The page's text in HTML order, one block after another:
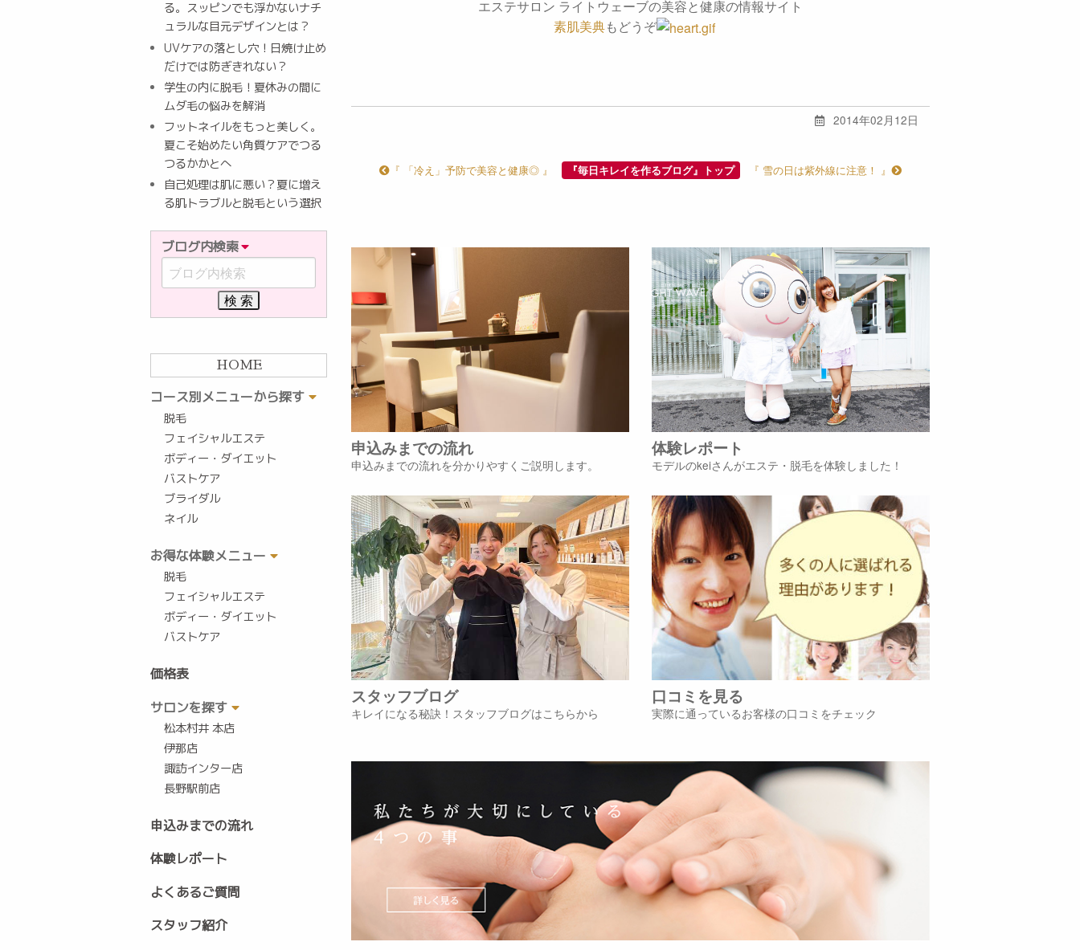
る。スッピンでも浮かないナチ
ュラルな目元デザインとは？
UVケアの落とし穴！日焼け止め
だけでは防ぎきれない？
学生の内に脱毛！夏休みの間に
ムダ毛の悩みを解消
フットネイルをもっと美しく。
夏こそ始めたい角質ケアでつる
つるかかとへ
自己処理は肌に悪い？夏に増え
る肌トラブルと脱毛という選択
ブログ内検索
HOME
コース別メニューから探す
脱毛
フェイシャルエステ
ボディー・ダイエット
バストケア
ブライダル
ネイル
お得な体験メニュー
脱毛
フェイシャルエステ
ボディー・ダイエット
バストケア
価格表
サロンを探す
松本村井 本店
伊那店
諏訪インター店
長野駅前店
申込みまでの流れ
体験レポート
よくあるご質問
スタッフ紹介
エステサロン ライトウェーブの美容と健康の情報サイト
素肌美典もどうぞ
2014年02月12日
『 「冷え」予防で美容と健康◎ 』 『毎日キレイを作るブログ』トップ 『 雪の日は紫外線に注意！ 』
申込みまでの流れ
申込みまでの流れを分かりやすくご説明します。
体験レポート
モデルのkeiさんがエステ・脱毛を体験しました！
スタッフブログ
キレイになる秘訣！スタッフブログはこちらから
口コミを見る
実際に通っているお客様の口コミをチェック